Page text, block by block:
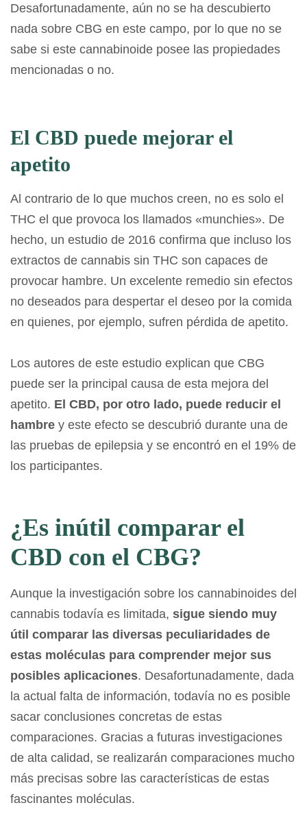
Desafortunadamente, aún no se ha descubierto
nada sobre CBG en este campo, por lo que no se
sabe si este cannabinoide posee las propiedades
mencionadas o no.
El CBD puede mejorar el
apetito
Al contrario de lo que muchos creen, no es solo el
THC el que provoca los llamados «munchies». De
hecho, un estudio de 2016 confirma que incluso los
extractos de cannabis sin THC son capaces de
provocar hambre. Un excelente remedio sin efectos
no deseados para despertar el deseo por la comida
en quienes, por ejemplo, sufren pérdida de apetito.
Los autores de este estudio explican que CBG
puede ser la principal causa de esta mejora del
apetito. El CBD, por otro lado, puede reducir el
hambre y este efecto se descubrió durante una de
las pruebas de epilepsia y se encontró en el 19% de
los participantes.
¿Es inútil comparar el
CBD con el CBG?
Aunque la investigación sobre los cannabinoides del
cannabis todavía es limitada, sigue siendo muy
útil comparar las diversas peculiaridades de
estas moléculas para comprender mejor sus
posibles aplicaciones. Desafortunadamente, dada
la actual falta de información, todavía no es posible
sacar conclusiones concretas de estas
comparaciones. Gracias a futuras investigaciones
de alta calidad, se realizarán comparaciones mucho
más precisas sobre las características de estas
fascinantes moléculas.